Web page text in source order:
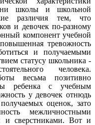
школы и школьной
различия тем, что
и девочек по-разному
компонент учебной
тревожность
и получаемыми
статусу школьника -
человека.
весьма позитивно
ребенка с учебным
у девочек отнюдь
оценок, зато
межличностными
и сверстниками. Вот и